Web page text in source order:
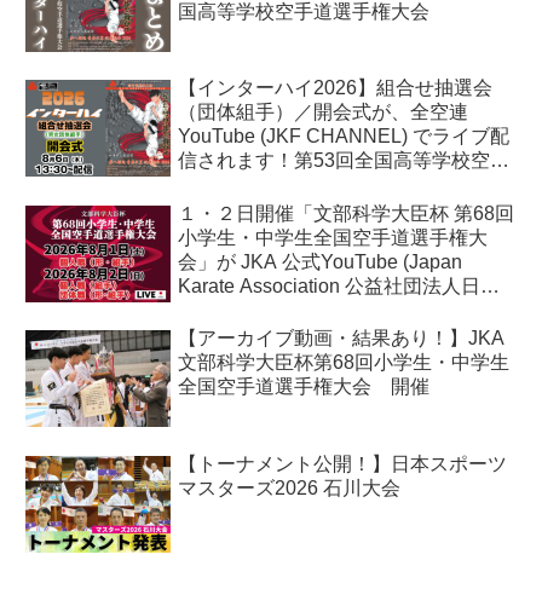
国高等学校空手道選手権大会
【インターハイ2026】組合せ抽選会
（団体組手）／開会式が、全空連
YouTube (JKF CHANNEL) でライブ配
信されます！第53回全国高等学校空手
１・２日開催「文部科学大臣杯 第68回
小学生・中学生全国空手道選手権大
会」が JKA 公式YouTube (Japan
Karate Association 公益社団法人日本
【アーカイブ動画・結果あり！】JKA
文部科学大臣杯第68回小学生・中学生
全国空手道選手権大会 開催
【トーナメント公開！】日本スポーツ
マスターズ2026 石川大会